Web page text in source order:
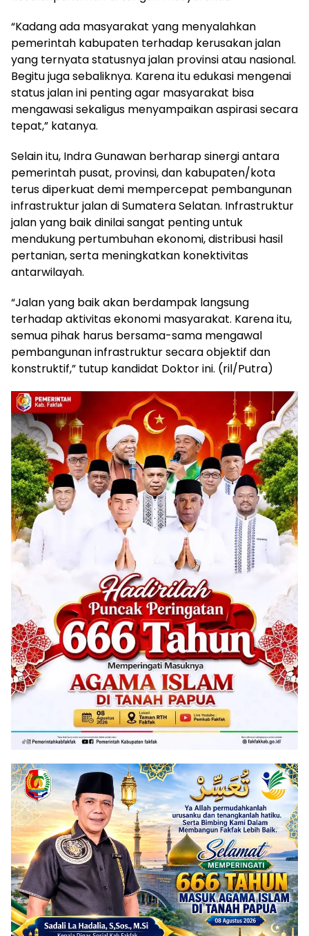
“Kadang ada masyarakat yang menyalahkan
pemerintah kabupaten terhadap kerusakan jalan
yang ternyata statusnya jalan provinsi atau nasional.
Begitu juga sebaliknya. Karena itu edukasi mengenai
status jalan ini penting agar masyarakat bisa
mengawasi sekaligus menyampaikan aspirasi secara
tepat,” katanya.
Selain itu, Indra Gunawan berharap sinergi antara
pemerintah pusat, provinsi, dan kabupaten/kota
terus diperkuat demi mempercepat pembangunan
infrastruktur jalan di Sumatera Selatan. Infrastruktur
jalan yang baik dinilai sangat penting untuk
mendukung pertumbuhan ekonomi, distribusi hasil
pertanian, serta meningkatkan konektivitas
antarwilayah.
“Jalan yang baik akan berdampak langsung
terhadap aktivitas ekonomi masyarakat. Karena itu,
semua pihak harus bersama-sama mengawal
pembangunan infrastruktur secara objektif dan
konstruktif,” tutup kandidat Doktor ini. (ril/Putra)